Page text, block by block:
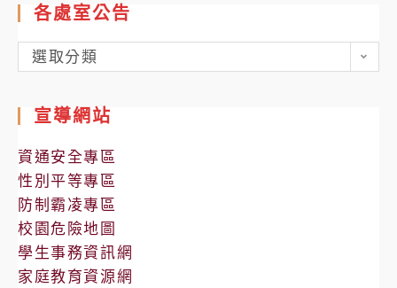
各處室公告
各
處
公
告
選取分類
宣導網站
資通安全專區
性別平等專區
防制霸凌專區
校園危險地圖
學生事務資訊網
家庭教育資源網